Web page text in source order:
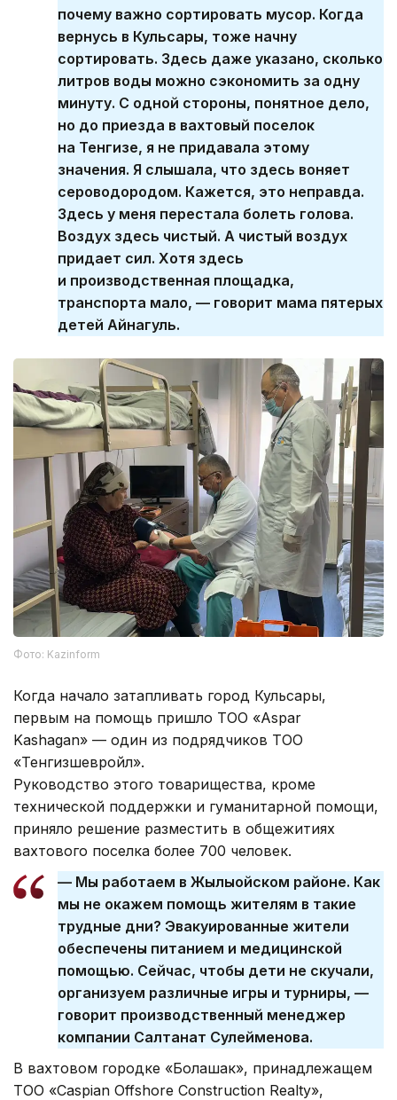
почему важно сортировать мусор. Когда
вернусь в Кульсары, тоже начну
сортировать. Здесь даже указано, сколько
литров воды можно сэкономить за одну
минуту. С одной стороны, понятное дело,
но до приезда в вахтовый поселок
на Тенгизе, я не придавала этому
значения. Я слышала, что здесь воняет
сероводородом. Кажется, это неправда.
Здесь у меня перестала болеть голова.
Воздух здесь чистый. А чистый воздух
придает сил. Хотя здесь
и производственная площадка,
транспорта мало, — говорит мама пятерых
детей Айнагуль.
Фото: Kazinform
Когда начало затапливать город Кульсары,
первым на помощь пришло ТОО «Аspar
Kashagan» — один из подрядчиков ТОО
«Тенгизшевройл».
Руководство этого товарищества, кроме
технической поддержки и гуманитарной помощи,
приняло решение разместить в общежитиях
вахтового поселка более 700 человек.
— Мы работаем в Жылыойском районе. Как
мы не окажем помощь жителям в такие
трудные дни? Эвакуированные жители
обеспечены питанием и медицинской
помощью. Сейчас, чтобы дети не скучали,
организуем различные игры и турниры, —
говорит производственный менеджер
компании Салтанат Сулейменова.
В вахтовом городке «Болашак», принадлежащем
ТОО «Caspian Offshore Construction Realty»,